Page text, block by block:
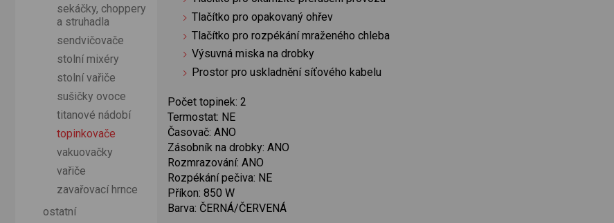
Tlačítko pro opakovaný ohřev
Tlačítko pro rozpékání mraženého chleba
Výsuvná miska na drobky
Prostor pro uskladnění síťového kabelu
Počet topinek: 2
Termostat: NE
Časovač: ANO
Zásobník na drobky: ANO
Rozmrazování: ANO
Rozpékání pečiva: NE
Příkon: 850 W
Barva: ČERNÁ/ČERVENÁ
sekáčky, choppery
a struhadla
sendvičovače
stolní mixéry
stolní vařiče
sušičky ovoce
titanové nádobí
topinkovače
vakuovačky
vařiče
zavařovací hrnce
ostatní